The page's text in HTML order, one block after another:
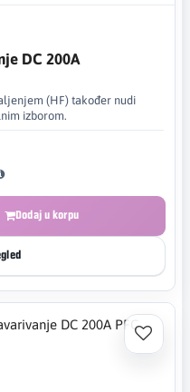
DC 200A
(HF) također nudi
izborom.
Dodaj u korpu